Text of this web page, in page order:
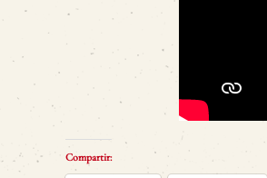
Compartir: